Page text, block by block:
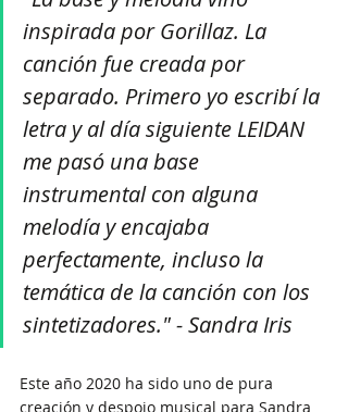
inspirada por Gorillaz. La
canción fue creada por
separado. Primero yo escribí la
letra y al día siguiente LEIDAN
me pasó una base
instrumental con alguna
melodía y encajaba
perfectamente, incluso la
temática de la canción con los
sintetizadores." - Sandra Iris
Este año 2020 ha sido uno de pura
creación y despojo musical para Sandra